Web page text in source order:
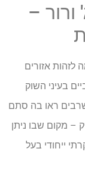
ורור –
לזהות אזורים
בעיני השוק
ראו בה סתם
– מקום שבו ניתן
ייחודי בעל